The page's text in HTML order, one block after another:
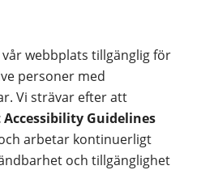
webbplats tillgänglig för
personer med
Vi strävar efter att
Accessibility Guidelines
arbetar kontinuerligt
och tillgänglighet